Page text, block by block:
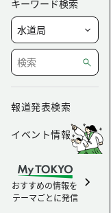
キーワード検索
報道発表検索
イベント情報
おすすめの情報を
テーマごとに発信